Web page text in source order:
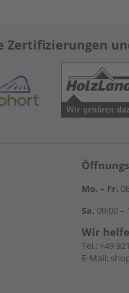
Zertifizierungen
Mo. – Fr.
Sa. 09:00 –
Wir
Tel.: +49
E-Mail: